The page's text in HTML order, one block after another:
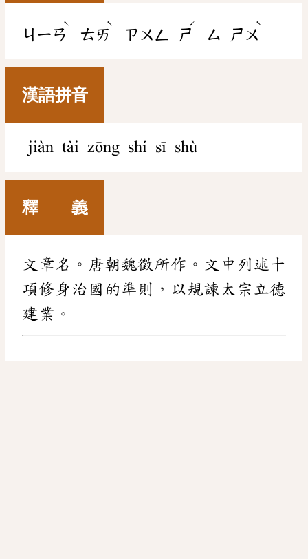
ㄐㄧㄢ
ˋ
ㄊㄞ
ˋ
ㄗㄨㄥ ㄕ
ˊ
ㄙ ㄕㄨ
ˋ
漢語拼音
jiàn tài zōng shí sī shù
釋 義
文章名。唐朝魏徵所作。文中列述十
項修身治國的準則，以規諫太宗立德
建業。